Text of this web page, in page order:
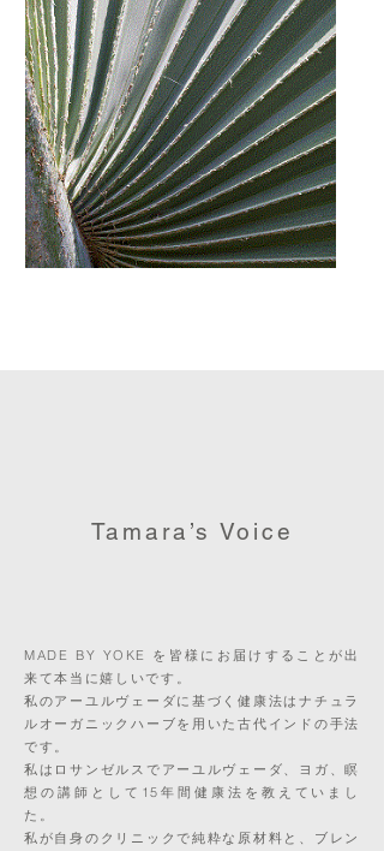
Tamara’s Voice
MADE BY YOKE を皆様にお届けすることが出
来て本当に嬉しいです。
私のアーユルヴェーダに基づく健康法はナチュラ
ルオーガニックハーブを用いた古代インドの手法
です。
私はロサンゼルスでアーユルヴェーダ、ヨガ、瞑
想の講師として15年間健康法を教えていまし
た。
私が自身のクリニックで純粋な原材料と、ブレン